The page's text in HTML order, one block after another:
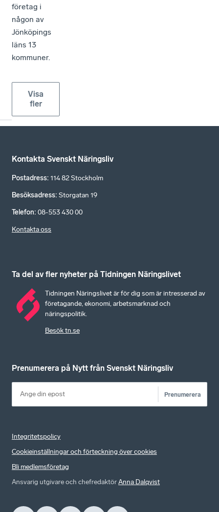
företag i
någon av
Jönköpings
läns 13
kommuner.
Visa
fler
Kontakta Svenskt Näringsliv
Postadress: 114 82 Stockholm
Besöksadress: Storgatan 19
Telefon: 08-553 430 00
Kontakta oss
Ta del av fler nyheter på Tidningen Näringslivet
Tidningen Näringslivet är för dig som är intresserad av
företagande, ekonomi, arbetsmarknad och
näringspolitik.
Besök tn.se
Prenumerera på Nytt från Svenskt Näringsliv
Prenumerera
Integritetspolicy
Cookieinställningar och förteckning över cookies
Bli medlemsföretag
Ansvarig utgivare och chefredaktörAnna Dalqvist